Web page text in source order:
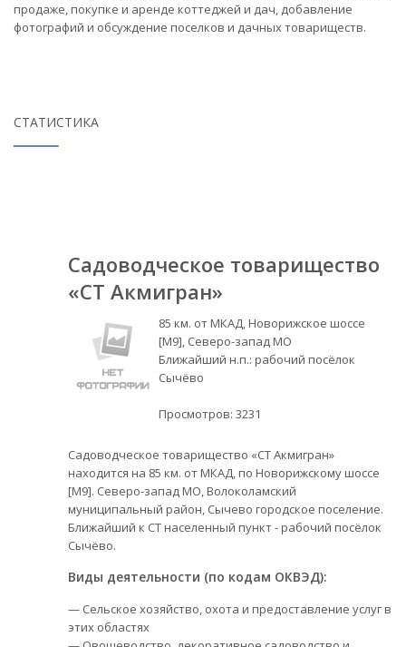
продаже, покупке и аренде коттеджей и дач, добавление
фотографий и обсуждение поселков и дачных товариществ.
СТАТИСТИКА
Садоводческое товарищество
«СТ Акмигран»
85 км. от МКАД, Новорижское шоссе
[М9], Северо-запад МО
Ближайший н.п.: рабочий посёлок
Сычёво
Просмотров: 3231
Садоводческое товарищество «СТ Акмигран»
находится на 85 км. от МКАД, по Новорижскому шоссе
[М9]. Северо-запад МО, Волоколамский
муниципальный район, Сычево городское поселение.
Ближайший к СТ населенный пункт - рабочий посёлок
Сычёво.
Виды деятельности (по кодам ОКВЭД):
— Сельское хозяйство, охота и предоставление услуг в
этих областях